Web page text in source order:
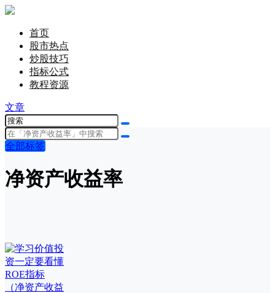
首页
股市热点
炒股技巧
指标公式
教程资源
文章
全部标签
净资产收益率